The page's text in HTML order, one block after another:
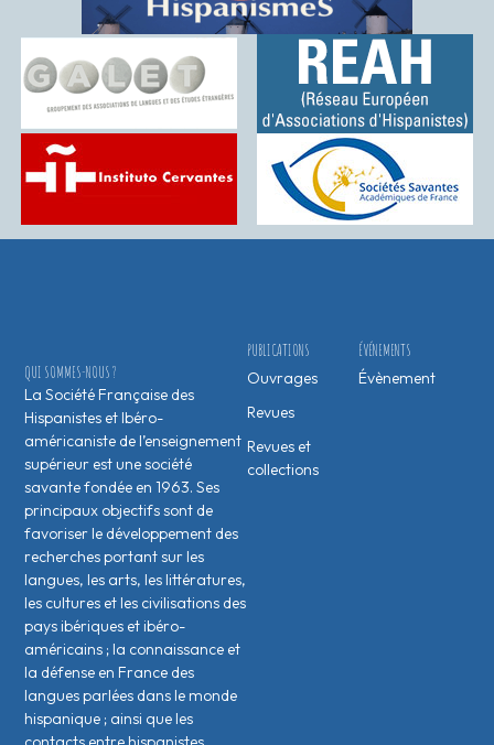
ÉVÉNEMENTS
Évènement
PUBLICATIONS
Ouvrages
Revues
Revues et
collections
QUI SOMMES-NOUS ?
La Société Française des
Hispanistes et Ibéro-
américaniste de l’enseignement
supérieur est une société
savante fondée en 1963. Ses
principaux objectifs sont de
favoriser le développement des
recherches portant sur les
langues, les arts, les littératures,
les cultures et les civilisations des
pays ibériques et ibéro-
américains ; la connaissance et
la défense en France des
langues parlées dans le monde
hispanique ; ainsi que les